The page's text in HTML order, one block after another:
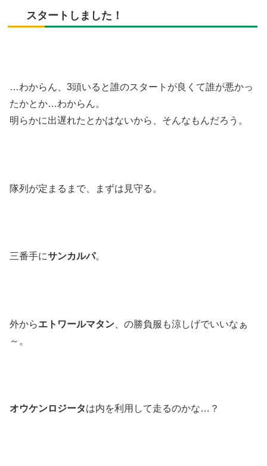
スタートしました！
…わからん、3頭いると誰のスタートが良くて誰が悪かっ
たかとか…わからん。
明らかに出遅れたとかはないから、そんなもんだろう。
隊列が定まるまで、まずは見守る。
三番手にサンカルパ。
外からエトワールマタン 、の勝負服も涼しげでいいなぁ
～。
オウケンロジータは内を利用して走るのかな…？